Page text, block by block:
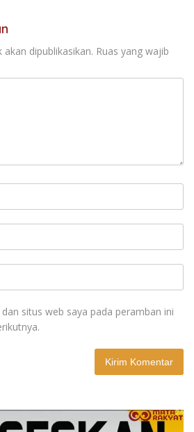
dipublikasikan. Ruas yang wajib
situs web saya pada peramban ini